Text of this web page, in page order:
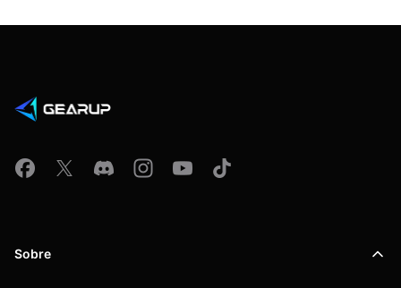
Sobre